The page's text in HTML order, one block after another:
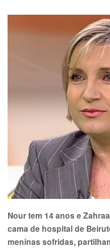
Nour tem 14 anos e
cama de hospital de
meninas sofridas,